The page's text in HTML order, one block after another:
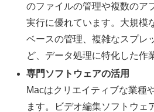
のファイルの管理や複数のア
実行に優れています。大規模
ベースの管理、複雑なスプレ
ど、データ処理に特化した作
専門ソフトウェアの活用
Macはクリエイティブな業種
ます。ビデオ編集ソフトウェ